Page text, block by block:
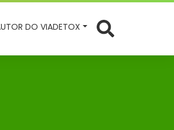
DO VIADETOX